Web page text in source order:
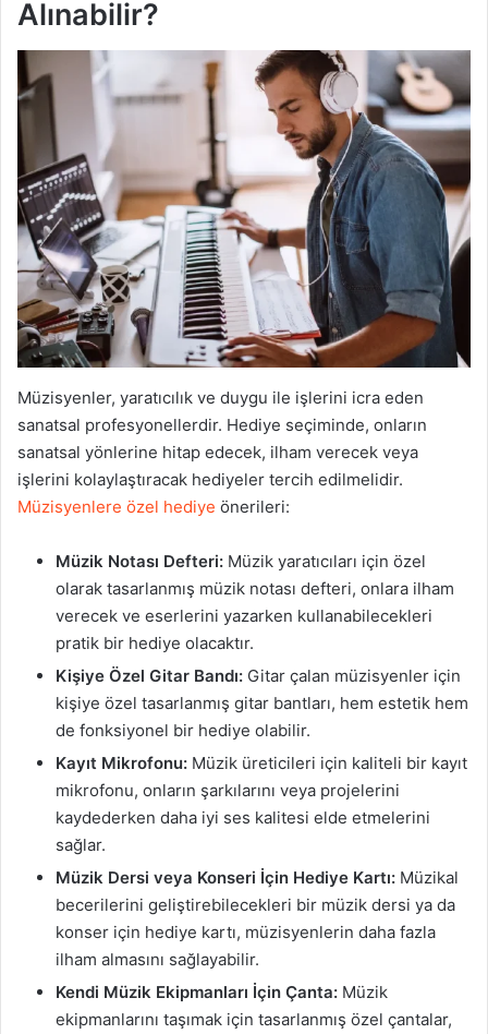
Alınabilir?
Müzisyenler, yaratıcılık ve duygu ile işlerini icra eden
sanatsal profesyonellerdir. Hediye seçiminde, onların
sanatsal yönlerine hitap edecek, ilham verecek veya
işlerini kolaylaştıracak hediyeler tercih edilmelidir.
Müzisyenlere özel hediye önerileri:
Müzik Notası Defteri: Müzik yaratıcıları için özel
olarak tasarlanmış müzik notası defteri, onlara ilham
verecek ve eserlerini yazarken kullanabilecekleri
pratik bir hediye olacaktır.
Kişiye Özel Gitar Bandı: Gitar çalan müzisyenler için
kişiye özel tasarlanmış gitar bantları, hem estetik hem
de fonksiyonel bir hediye olabilir.
Kayıt Mikrofonu: Müzik üreticileri için kaliteli bir kayıt
mikrofonu, onların şarkılarını veya projelerini
kaydederken daha iyi ses kalitesi elde etmelerini
sağlar.
Müzik Dersi veya Konseri İçin Hediye Kartı: Müzikal
becerilerini geliştirebilecekleri bir müzik dersi ya da
konser için hediye kartı, müzisyenlerin daha fazla
ilham almasını sağlayabilir.
Kendi Müzik Ekipmanları İçin Çanta: Müzik
ekipmanlarını taşımak için tasarlanmış özel çantalar,